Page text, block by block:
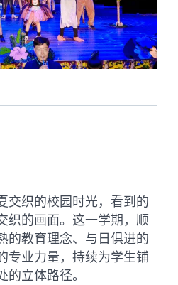
交织的校园时光，看到的
织的画面。这一学期，顺
的教育理念、与日俱进的
专业力量，持续为学生铺
立体路径。